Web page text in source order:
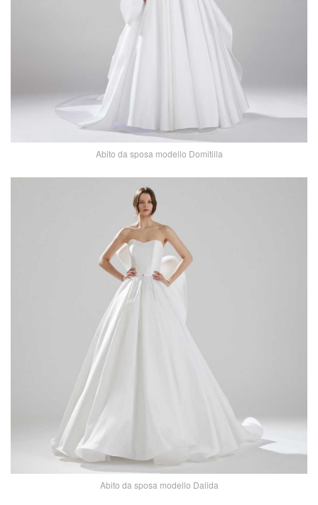
Abito da sposa modello Domitilla
Abito da sposa modello Dalida